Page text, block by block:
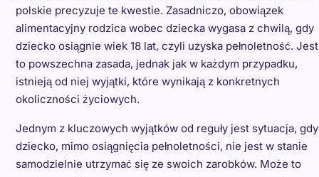
polskie precyzuje te kwestie. Zasadniczo, obowiązek
alimentacyjny rodzica wobec dziecka wygasa z chwilą, gdy
dziecko osiągnie wiek 18 lat, czyli uzyska pełnoletność. Jest
to powszechna zasada, jednak jak w każdym przypadku,
istnieją od niej wyjątki, które wynikają z konkretnych
okoliczności życiowych.
Jednym z kluczowych wyjątków od reguły jest sytuacja, gdy
dziecko, mimo osiągnięcia pełnoletności, nie jest w stanie
samodzielnie utrzymać się ze swoich zarobków. Może to